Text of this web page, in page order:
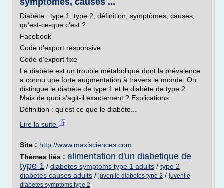
symptômes, causes ...
Diabète : type 1, type 2, définition, symptômes, causes,
qu'est-ce-que c'est ?
Facebook
Code d'export responsive
Code d'export fixe
Le diabète est un trouble métabolique dont la prévalence
a connu une forte augmentation à travers le monde. On
distingue le diabète de type 1 et le diabète de type 2.
Mais de quoi s'agit-il exactement ? Explications.
Définition : qu'est ce que le diabète...
Lire la suite
Site : http://www.maxisciences.com
Thèmes liés : alimentation d'un diabetique de
type 1 / diabetes symptoms type 1 adults / type 2
diabetes causes adults / juvenile diabetes type 2 / juvenile
diabetes symptoms type 2